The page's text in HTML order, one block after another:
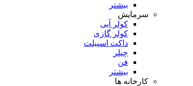
بیشتر
سرمایش
کولر آبی
کولر گازی
داکت اسپیلت
چیلر
فن
بیشتر
کارخانه ها